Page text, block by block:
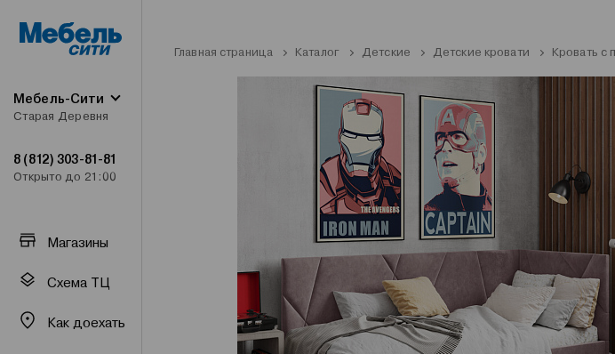
Мебель-Сити
Старая Деревня
8 (812) 303-81-81
Открыто до 21:00
Магазины
Схема ТЦ
Как доехать
Главная страница Каталог Детские Детские кровати Кровать с